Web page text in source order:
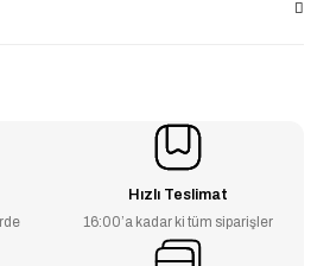
Hızlı Teslimat
16:00’a kadar ki tüm siparişler